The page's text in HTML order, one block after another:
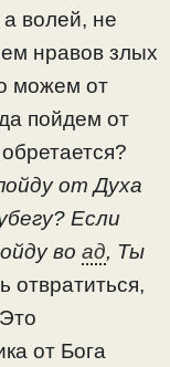
волей, не
нравов злых
можем от
пойдем от
от Духа
Если
во ад, Ты
отвратиться,
от Бога